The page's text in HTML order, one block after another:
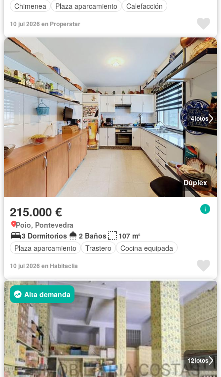
Chimenea
Plaza aparcamiento Calefacción
10 jul 2026 en Properstar
4fotos
Dúplex
215.000 €
Poio, Pontevedra
3 Dormitorios
2 Baños
107 m²
Plaza aparcamiento
Trastero Cocina equipada
10 jul 2026 en Habitaclia
12fotos
Alta demanda